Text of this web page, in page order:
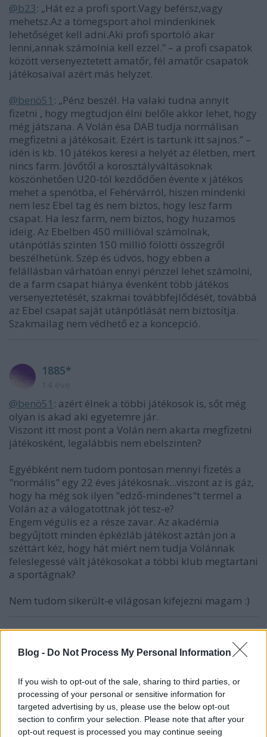
Blog - Do Not Process My Personal Information
If you wish to opt-out of the sale, sharing to third parties, or
processing of your personal or sensitive information for
targeted advertising by us, please use the below opt-out
section to confirm your selection. Please note that after your
opt-out request is processed you may continue seeing
@b23: „Hát ez a profi sport.Vagy beférsz,vagy
mehetsz.Az a tömegsport ahol mindenkinek
lehetőséget kell adni.Aki profi sportoló akar
lenni,annak számolnia kell ezzel.” – a profi csapatok
között versenyeztetett amatőr, fél amatőr csapatok
játékosaival azért más helyzet.
@benö51 : „Pénz beszél. Ha valaki tudna annyit
fizetni , hogy megtudjon élni belőle akkor lehet, hogy
még játszana. A Volán ésa DAB tudja normálisan
megfizetni a játékosait. Ezért is tartunk itt sajnos.” –
idén is kb. 10 játékos keresi a helyét az életben, mert
nincs farm. Jövőtől a korosztályváltásoknak
köszönhetően U20-tól kezdődően évente x játékos
mehet a spenótba, el Fehérvárról, hiszen mindenki
nem lesz Ebel tag és nem biztos, hogy lesz farm
csapat. Ha lesz farm, nem biztos, hogy huzamos
ideig. Az Ebelben 450 millióval számolnak,
utánpótlás szinten 150 millió fölötti összegről
beszélhetünk. Szép és üdvös, hogy ebben a
felállásban várhatóan ennyi pénzzel lehet számolni,
de a farm csapat hiánya évenként több játékos
versenyeztetését, szakmai továbbfejlődését, továbbá
az Ebel csapat saját utánpótlását nem biztosítja.
Szakmailag nem védhető ez a koncepció.
1885*
@benö51 : azért élnek a többi játékosok is, sőt még
olyan is akad aki egyetemre jár.
Viszont itt most pont a Volán nem akarta megfizetni
játékosként, legalábbis nem ebelszinten?
Egyébként nem tudom pontosan mennyi fizetés a
"normális" egy 22 éves játékosnak...viszont az is gáz,
hogy ha még sok ilyen "edző-mindenes"t termel a
Volán az a válogatottnak jót tesz-e?
Engem végülis ez a része zavar. Az akadémia
begyűjtött minden épkézláb játékost aztán jön a
széttárt kéz, hogy hát miért nem tudja Volánnak
feleslegessé vált játékosokat a többi klub megtartani
a sportágnak?
Nem tudom sikerült-e világosan kifejezni magam :)
Lazlee
kanadában se uabban a városban van a farm...
meg nem ismerős már ez a történet Titánok név
alatt?